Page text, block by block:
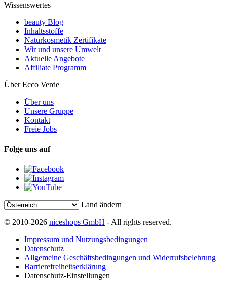
Wissenswertes
beauty Blog
Inhaltsstoffe
Naturkosmetik Zertifikate
Wir und unsere Umwelt
Aktuelle Angebote
Affiliate Programm
Über Ecco Verde
Über uns
Unsere Gruppe
Kontakt
Freie Jobs
Folge uns auf
Land ändern
© 2010-2026 niceshops GmbH - All rights reserved.
Impressum und Nutzungsbedingungen
Datenschutz
Allgemeine Geschäftsbedingungen und Widerrufsbelehrung
Barrierefreiheitserklärung
Datenschutz-Einstellungen